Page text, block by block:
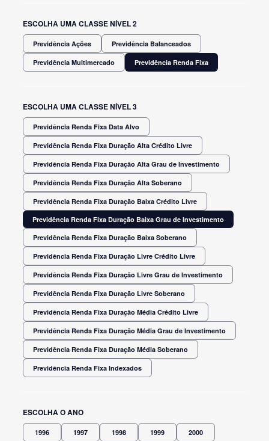
ESCOLHA UMA CLASSE NÍVEL 2
Previdência Ações Previdência Balanceados
Previdência Multimercado Previdência Renda Fixa
ESCOLHA UMA CLASSE NÍVEL 3
Previdência Renda Fixa Data Alvo
Previdência Renda Fixa Duração Alta Crédito Livre
Previdência Renda Fixa Duração Alta Grau de Investimento
Previdência Renda Fixa Duração Alta Soberano
Previdência Renda Fixa Duração Baixa Crédito Livre
Previdência Renda Fixa Duração Baixa Grau de Investimento
Previdência Renda Fixa Duração Baixa Soberano
Previdência Renda Fixa Duração Livre Crédito Livre
Previdência Renda Fixa Duração Livre Grau de Investimento
Previdência Renda Fixa Duração Livre Soberano
Previdência Renda Fixa Duração Média Crédito Livre
Previdência Renda Fixa Duração Média Grau de Investimento
Previdência Renda Fixa Duração Média Soberano
Previdência Renda Fixa Indexados
ESCOLHA O ANO
1996 1997 1998 1999 2000